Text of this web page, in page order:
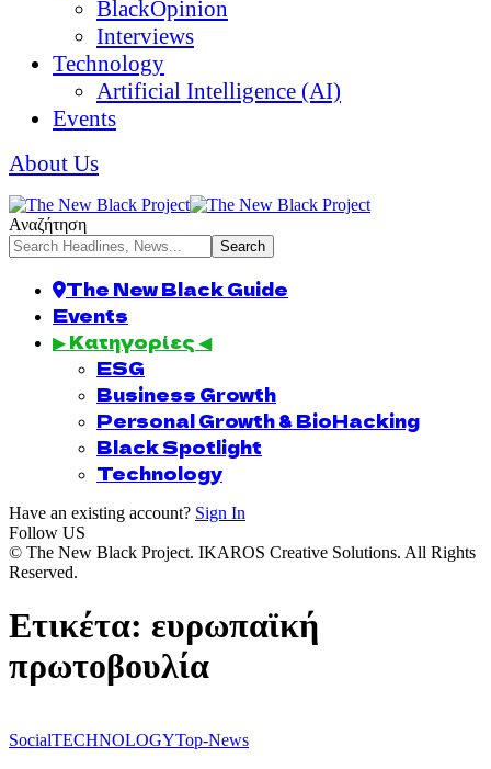
BlackOpinion
Interviews
Technology
Artificial Intelligence (AI)
Events
About Us
Αναζήτηση
The New Black Guide
Events
▶ Κατηγορίες ◀
ESG
Business Growth
Personal Growth & BioHacking
Black Spotlight
Technology
Have an existing account? Sign In
Follow US
© The New Black Project. IKAROS Creative Solutions. All Rights
Reserved.
Ετικέτα: ευρωπαϊκή
πρωτοβουλία
SocialTECHNOLOGYTop-News